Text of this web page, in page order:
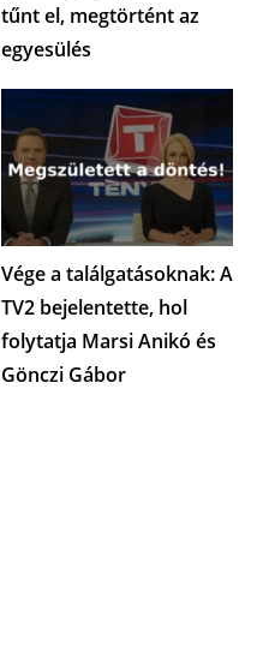
tűnt el, megtörtént az
egyesülés
Vége a találgatásoknak: A
TV2 bejelentette, hol
folytatja Marsi Anikó és
Gönczi Gábor